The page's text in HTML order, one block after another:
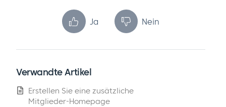
Ja Nein
Verwandte Artikel
Erstellen Sie eine zusätzliche
Mitglieder-Homepage